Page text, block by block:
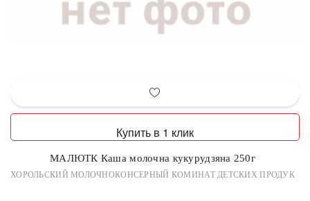
Купить в 1 клик
МАЛЮТК Каша молочна кукурудзяна 250г
ХОРОЛЬСКИЙ МОЛОЧНОКОНСЕРНЫЙ КОМИНАТ ДЕТСКИХ ПРОДУК